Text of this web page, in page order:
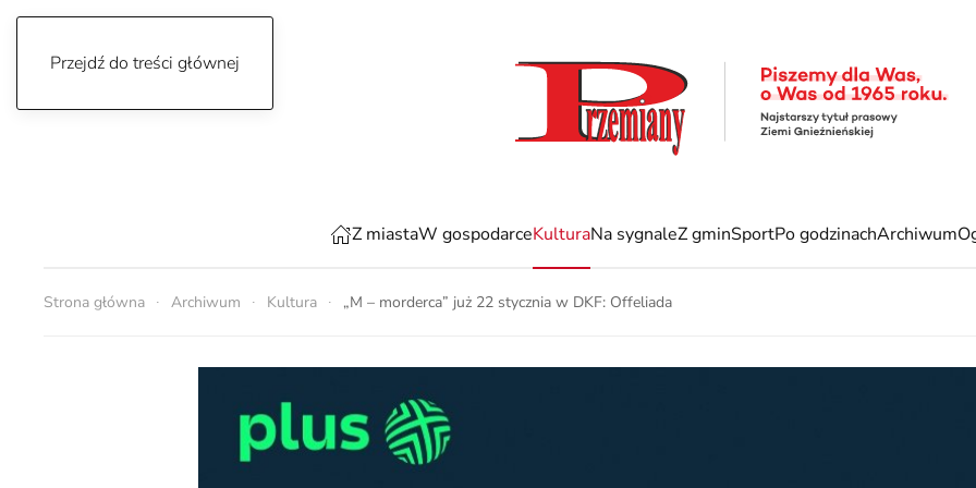
Przejdź do treści głównej
Z miastaW gospodarceKulturaNa sygnaleZ gminSportPo godzinachArchiwum
Strona główna Archiwum Kultura „M – morderca” już 22 stycznia w DKF: Offeliada